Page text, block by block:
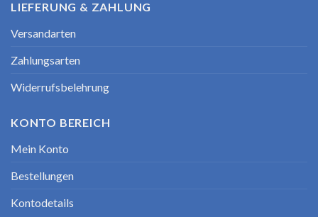
LIEFERUNG & ZAHLUNG
Versandarten
Zahlungsarten
Widerrufsbelehrung
KONTO BEREICH
Mein Konto
Bestellungen
Kontodetails